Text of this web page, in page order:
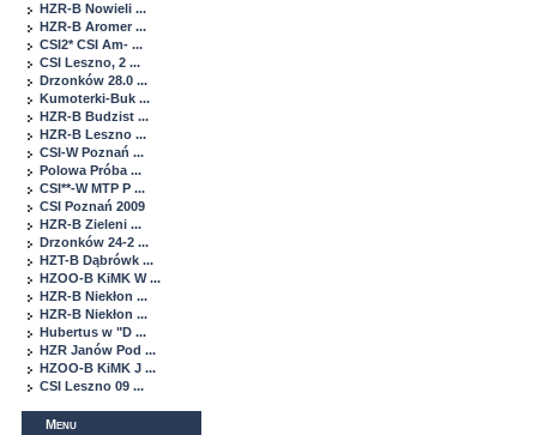
HZR-B Nowieli ...
HZR-B Aromer ...
CSI2* CSI Am- ...
CSI Leszno, 2 ...
Drzonków 28.0 ...
Kumoterki-Buk ...
HZR-B Budzist ...
HZR-B Leszno ...
CSI-W Poznań ...
Polowa Próba ...
CSI**-W MTP P ...
CSI Poznań 2009
HZR-B Zieleni ...
Drzonków 24-2 ...
HZT-B Dąbrówk ...
HZOO-B KiMK W ...
HZR-B Niekłon ...
HZR-B Niekłon ...
Hubertus w "D ...
HZR Janów Pod ...
HZOO-B KiMK J ...
CSI Leszno 09 ...
Menu